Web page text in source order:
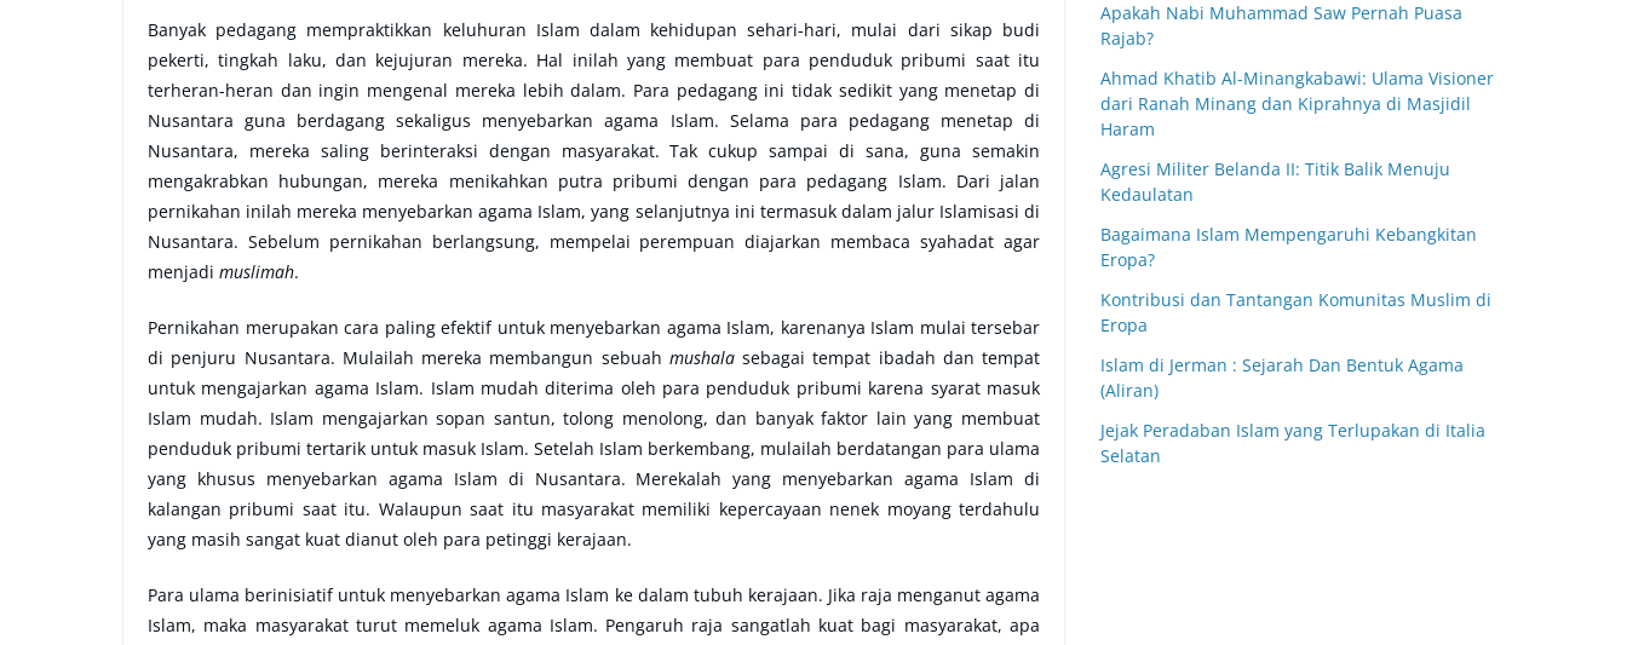
Banyak pedagang mempraktikkan keluhuran Islam dalam kehidupan sehari-hari, mulai dari sikap budi
pekerti, tingkah laku, dan kejujuran mereka. Hal inilah yang membuat para penduduk pribumi saat itu
terheran-heran dan ingin mengenal mereka lebih dalam. Para pedagang ini tidak sedikit yang menetap di
Nusantara guna berdagang sekaligus menyebarkan agama Islam. Selama para pedagang menetap di
Nusantara, mereka saling berinteraksi dengan masyarakat. Tak cukup sampai di sana, guna semakin
mengakrabkan hubungan, mereka menikahkan putra pribumi dengan para pedagang Islam. Dari jalan
pernikahan inilah mereka menyebarkan agama Islam, yang selanjutnya ini termasuk dalam jalur Islamisasi di
Nusantara. Sebelum pernikahan berlangsung, mempelai perempuan diajarkan membaca syahadat agar
menjadi muslimah.
Pernikahan merupakan cara paling efektif untuk menyebarkan agama Islam, karenanya Islam mulai tersebar
di penjuru Nusantara. Mulailah mereka membangun sebuah mushalasebagai tempat ibadah dan tempat
untuk mengajarkan agama Islam. Islam mudah diterima oleh para penduduk pribumi karena syarat masuk
Islam mudah. Islam mengajarkan sopan santun, tolong menolong, dan banyak faktor lain yang membuat
penduduk pribumi tertarik untuk masuk Islam. Setelah Islam berkembang, mulailah berdatangan para ulama
yang khusus menyebarkan agama Islam di Nusantara. Merekalah yang menyebarkan agama Islam di
kalangan pribumi saat itu. Walaupun saat itu masyarakat memiliki kepercayaan nenek moyang terdahulu
yang masih sangat kuat dianut oleh para petinggi kerajaan.
Para ulama berinisiatif untuk menyebarkan agama Islam ke dalam tubuh kerajaan. Jika raja menganut agama
Islam, maka masyarakat turut memeluk agama Islam. Pengaruh raja sangatlah kuat bagi masyarakat, apa
Apakah Nabi Muhammad Saw Pernah Puasa
Rajab?
Ahmad Khatib Al-Minangkabawi: Ulama Visioner
dari Ranah Minang dan Kiprahnya di Masjidil
Haram
Agresi Militer Belanda II: Titik Balik Menuju
Kedaulatan
Bagaimana Islam Mempengaruhi Kebangkitan
Eropa?
Kontribusi dan Tantangan Komunitas Muslim di
Eropa
Islam di Jerman : Sejarah Dan Bentuk Agama
(Aliran)
Jejak Peradaban Islam yang Terlupakan di Italia
Selatan